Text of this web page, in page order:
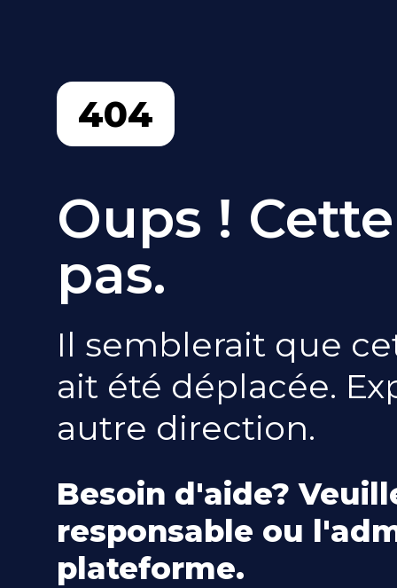
404
Oups !
pas.
Il semblerait que
ait été déplacée.
autre direction.
Besoin d'aide?
responsable ou
plateforme.